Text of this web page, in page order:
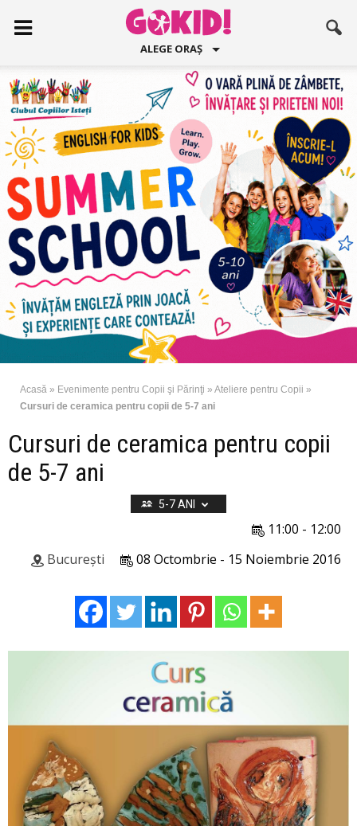
ALEGE ORAȘ
Acasă » Evenimente pentru Copii şi Părinţi » Ateliere pentru Copii »
Cursuri de ceramica pentru copii de 5-7 ani
Cursuri de ceramica pentru copii
de 5-7 ani
5-7 ANI
11:00 - 12:00
08 Octombrie - 15 Noiembrie 2016
București